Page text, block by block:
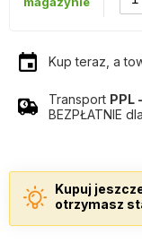
Kup teraz, a
Transport PPL
BEZPŁATNIE
Kupuj
otrzymasz